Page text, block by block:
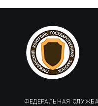
ФЕДЕРАЛЬНАЯ